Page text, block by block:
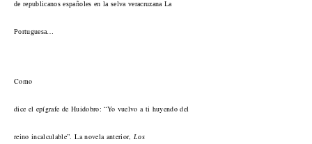
de republicanos españoles en la selva veracruzana La
Portuguesa…
Como
dice el epígrafe de Huidobro: “Yo vuelvo a ti huyendo del
reino incalculable”. La novela anterior,Los